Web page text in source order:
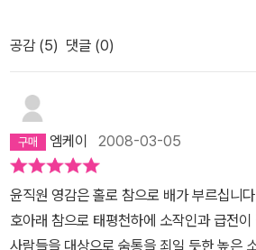
규가 죽고 윤두섭은 도망갔다가 돌아왔단
악착같은 구두쇠 정신으로 재산을 불려 삼천
는 시아버지였어. 이 정도면 윤직원 영감의
있을 것 같구나.윤직원은 아이들을 양반가문
도 돈을 써서 향교에 들어가 직원이라는 직
들 윤창식은 결혼 후 일본 유학을 갔는데,
첩이 여러 명이고, 국내에 와서도 집에 붙어
윤창식의 아내이자 윤직원의 맏며느리는 고
이라고도 하겠다. “예술의 힘은 얼마나 클
나, 세계를 바꿀 수 있을까?” 사이먼은 왜
다. 반대로 생각해본다. 혹시 우리가 그런
않는 건 아닐까? 우리가 예술의 등받이에
러볼 때면 그 크기를 짐작하지 못하는 건 당
기를 볼 수 없을 정도로 그것이 거대한 것인
도 정체를 모른다는 것이 한편으로는 억울하
의 얼굴을 알지 못하는 것과 다를 바 없다는
대할 때에는 그것으로부터 받는 느낌이라
공감 (5) 댓글 (0)
엠케이 2008-03-05
윤직원 영감은 홀로 참으로 배가 부르십니
호아래 참으로 태평천하에 소작인과 급전
사람들을 대상으로 숨통을 죄일 듯한 높은